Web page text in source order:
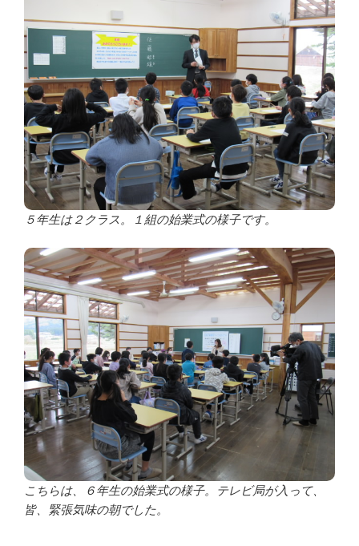
５年生は２クラス。１組の始業式の様子です。
こちらは、６年生の始業式の様子。テレビ局が入って、
皆、緊張気味の朝でした。